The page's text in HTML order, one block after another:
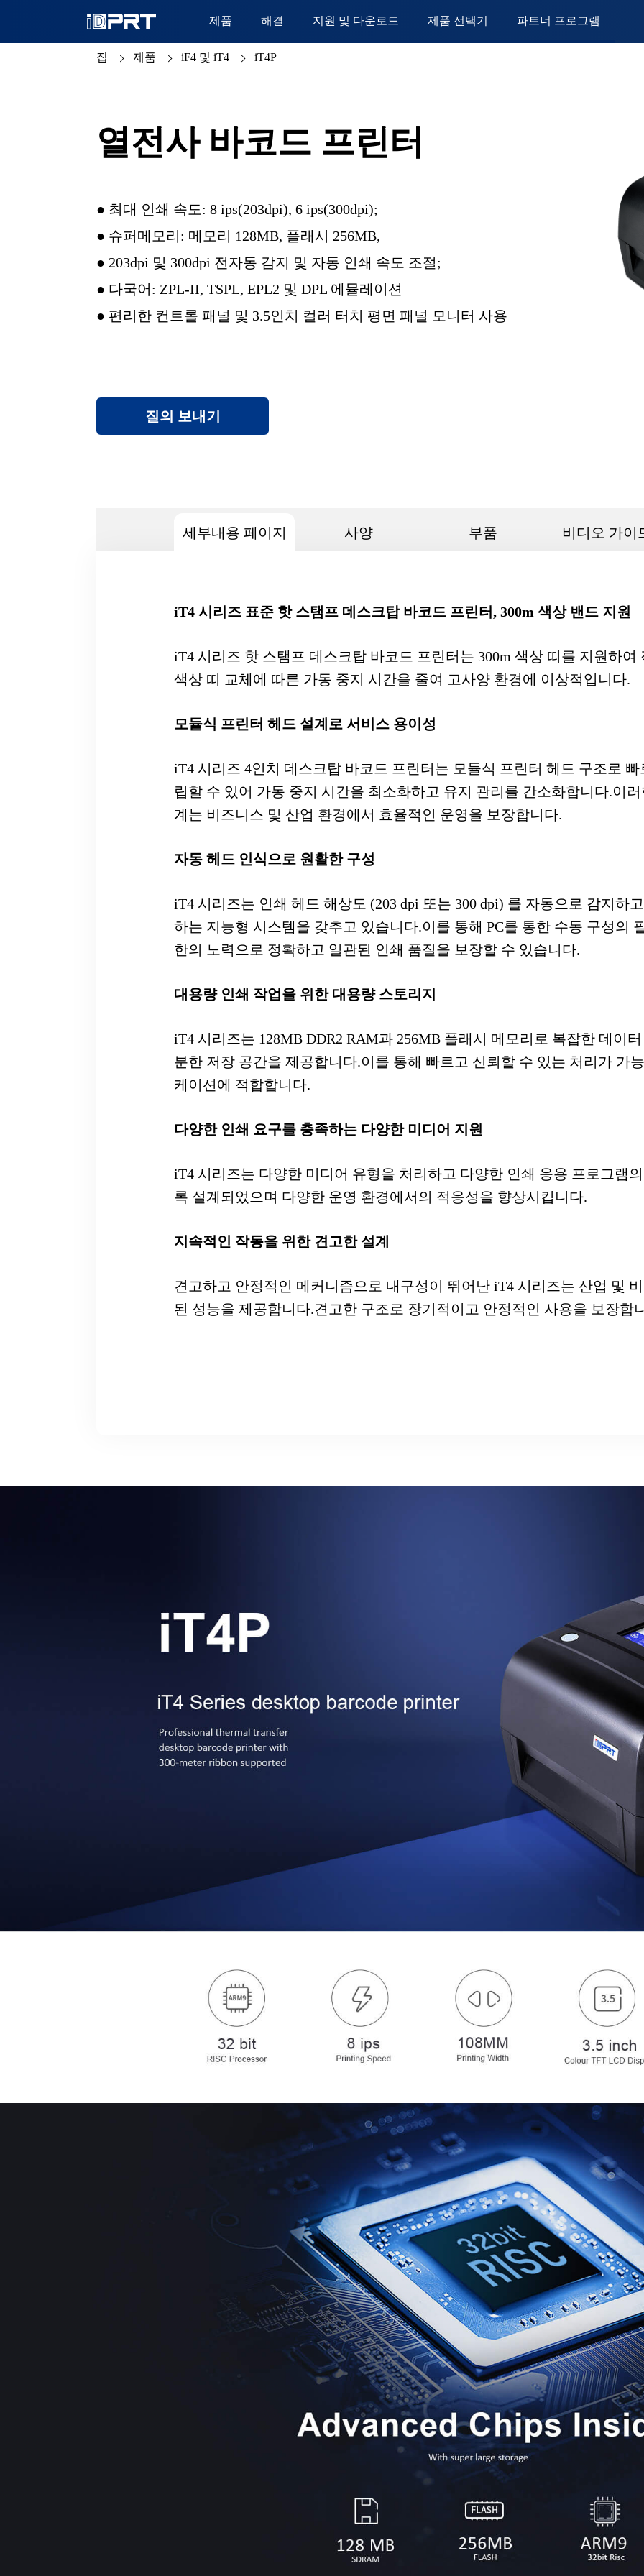
제품 해결 지원 및 다운로드 제품 선택기 파트너 프로그램
집 제품 iF4 및 iT4 iT4P
열전사 바코드 프린터
● 최대 인쇄 속도: 8 ips(203dpi), 6 ips(300dpi);
● 슈퍼메모리: 메모리 128MB, 플래시 256MB,
● 203dpi 및 300dpi 전자동 감지 및 자동 인쇄 속도 조절;
● 다국어: ZPL-II, TSPL, EPL2 및 DPL 에뮬레이션
● 편리한 컨트롤 패널 및 3.5인치 컬러 터치 평면 패널 모니터 사용
질의 보내기
세부내용 페이지 사양 부품 비디오 가이
iT4 시리즈 표준 핫 스탬프 데스크탑 바코드 프린터, 300m 색상 밴드 지원
iT4 시리즈 핫 스탬프 데스크탑 바코드 프린터는 300m 색상 띠를 지원하여
색상 띠 교체에 따른 가동 중지 시간을 줄여 고사양 환경에 이상적입니다.
모듈식 프린터 헤드 설계로 서비스 용이성
iT4 시리즈 4인치 데스크탑 바코드 프린터는 모듈식 프린터 헤드 구조로
립할 수 있어 가동 중지 시간을 최소화하고 유지 관리를 간소화합니다.이
계는 비즈니스 및 산업 환경에서 효율적인 운영을 보장합니다.
자동 헤드 인식으로 원활한 구성
iT4 시리즈는 인쇄 헤드 해상도 (203 dpi 또는 300 dpi) 를 자동으로 감지하
하는 지능형 시스템을 갖추고 있습니다.이를 통해 PC를 통한 수동 구성의
한의 노력으로 정확하고 일관된 인쇄 품질을 보장할 수 있습니다.
대용량 인쇄 작업을 위한 대용량 스토리지
iT4 시리즈는 128MB DDR2 RAM과 256MB 플래시 메모리로 복잡한 데이
분한 저장 공간을 제공합니다.이를 통해 빠르고 신뢰할 수 있는 처리가 가
케이션에 적합합니다.
다양한 인쇄 요구를 충족하는 다양한 미디어 지원
iT4 시리즈는 다양한 미디어 유형을 처리하고 다양한 인쇄 응용 프로그램
록 설계되었으며 다양한 운영 환경에서의 적응성을 향상시킵니다.
지속적인 작동을 위한 견고한 설계
견고하고 안정적인 메커니즘으로 내구성이 뛰어난 iT4 시리즈는 산업 및
된 성능을 제공합니다.견고한 구조로 장기적이고 안정적인 사용을 보장합